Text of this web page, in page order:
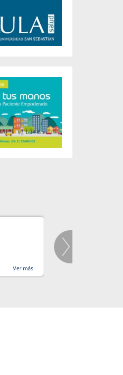
Ver más